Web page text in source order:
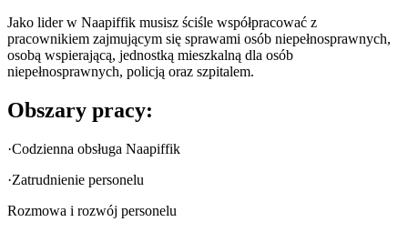
Jako lider w Naapiffik musisz ściśle współpracować z
pracownikiem zajmującym się sprawami osób niepełnosprawnych,
osobą wspierającą, jednostką mieszkalną dla osób
niepełnosprawnych, policją oraz szpitalem.
Obszary pracy:
·Codzienna obsługa Naapiffik
·Zatrudnienie personelu
Rozmowa i rozwój personelu